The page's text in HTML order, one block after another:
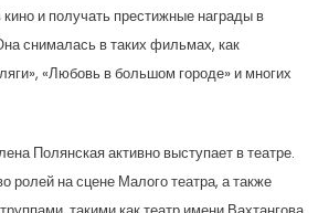
и получать престижные награды в
снималась в таких фильмах, как
«Любовь в большом городе» и многих
Полянская активно выступает в театре.
ролей на сцене Малого театра, а также